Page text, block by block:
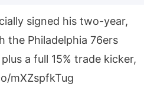
signed his two-year,
the Philadelphia 76ers
a full 15% trade kicker,
mXZspfkTug